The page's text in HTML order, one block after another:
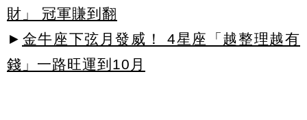
財」 冠軍賺到翻
► 金牛座下弦月發威！ 4星座「越整理越有
錢」一路旺運到10月